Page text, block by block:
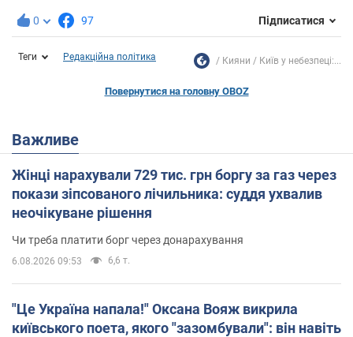
0 97 Підписатися
Теги Редакційна політика Кияни Київ у небезпеці:...
Повернутися на головну OBOZ
Важливе
Жінці нарахували 729 тис. грн боргу за газ через
покази зіпсованого лічильника: суддя ухвалив
неочікуване рішення
Чи треба платити борг через донарахування
6.08.2026 09:53 6,6 т.
"Це Україна напала!" Оксана Вояж викрила
київського поета, якого "зазомбували": він навіть